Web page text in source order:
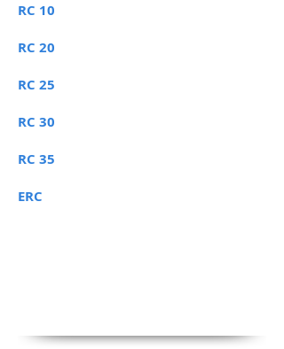
RC 10
RC 20
RC 25
RC 30
RC 35
ERC